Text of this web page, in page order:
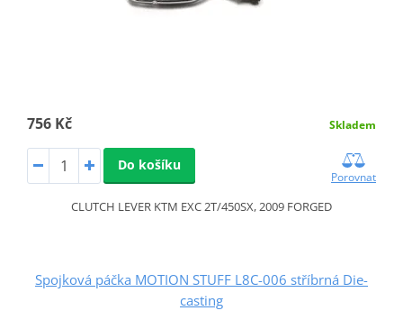
756 Kč Skladem
Do košíku
Porovnat
CLUTCH LEVER KTM EXC 2T/450SX, 2009 FORGED
Spojková páčka MOTION STUFF L8C-006 stříbrná Die-
casting